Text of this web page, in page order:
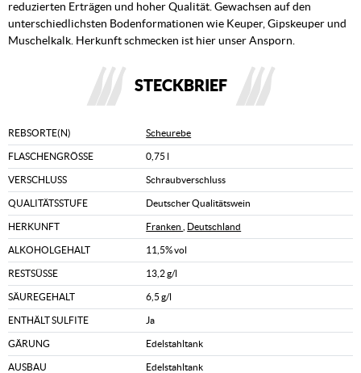
reduzierten Erträgen und hoher Qualität. Gewachsen auf den
unterschiedlichsten Bodenformationen wie Keuper, Gipskeuper und
Muschelkalk. Herkunft schmecken ist hier unser Ansporn.
STECKBRIEF
REBSORTE(N) Scheurebe
FLASCHENGRÖSSE 0,75 l
VERSCHLUSS Schraubverschluss
QUALITÄTSSTUFE Deutscher Qualitätswein
HERKUNFT Franken Deutschland
ALKOHOLGEHALT 11,5% vol
RESTSÜSSE 13,2 g/l
SÄUREGEHALT 6,5 g/l
ENTHÄLT SULFITE Ja
GÄRUNG Edelstahltank
AUSBAU Edelstahltank